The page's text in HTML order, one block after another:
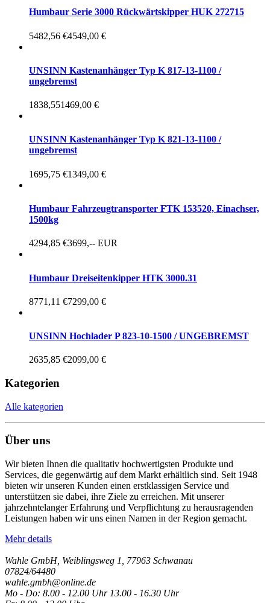
Humbaur Serie 3000 Rückwärtskipper HUK 272715
5482,56 €4549,00 €
UNSINN Kastenanhänger Typ K 817-13-1100 /
ungebremst
1838,551469,00 €
UNSINN Kastenanhänger Typ K 821-13-1100 /
ungebremst
1695,75 €1349,00 €
Humbaur Fahrzeugtransporter FTK 153520, Einachser,
1500kg
4294,85 €3699,-- EUR
Humbaur Dreiseitenkipper HTK 3000.31
8771,11 €7299,00 €
UNSINN Hochlader P 823-10-1500 / UNGEBREMST
2635,85 €2099,00 €
Kategorien
Alle kategorien
Über uns
Wir bieten Ihnen die qualitativ hochwertigsten Produkte und
Services, die gegenwärtig auf dem Markt erhältlich sind. Seit 1948
bieten wir unseren Kunden einen erstklassigen Service und
unterstützen sie dabei, ihre Ziele zu erreichen. Mit unserer
jahrzehntelanger Erfahrung und Verpflichtung zu herausragenden
Leistungen haben wir uns einen Namen in der Region gemacht.
Mehr details
Wahle GmbH, Weiblingsweg 1, 77963 Schwanau
07824/64480
wahle.gmbh@online.de
Mo - Do: 8.00 - 12.00 Uhr 13.00 - 16.30 Uhr